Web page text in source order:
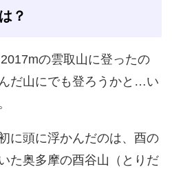
？
の雲取山に登ったの
だ山にでも登ろうかと…い
に頭に浮かんだのは、酉の
た奥多摩の酉谷山（とりだ